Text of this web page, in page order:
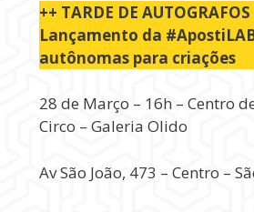
++ TARDE DE
Lançamento da
autônomas para criações
28 de Março – 16h – Centro
Circo – Galeria Olido
Av São João, 473 – Centro –